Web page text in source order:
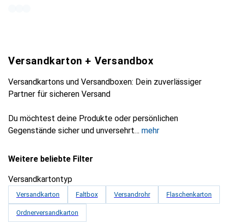
Versandkarton + Versandbox
Versandkartons und Versandboxen: Dein zuverlässiger
Partner für sicheren Versand
Du möchtest deine Produkte oder persönlichen
Gegenstände sicher und unversehrt
mehr
Weitere beliebte Filter
Versandkartontyp
Versandkarton Faltbox Versandrohr Flaschenkarton
Ordnerversandkarton